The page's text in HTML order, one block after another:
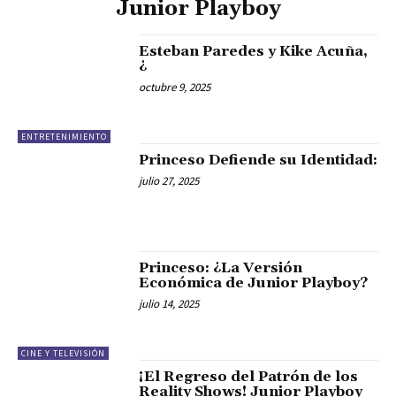
Junior Playboy
ENTRETENIMIENTO
Esteban Paredes y Kike Acuña,
¿
octubre 9, 2025
Princeso Defiende su Identidad:
julio 27, 2025
CINE Y TELEVISIÓN
Princeso: ¿La Versión
Económica de Junior Playboy?
julio 14, 2025
¡El Regreso del Patrón de los
Reality Shows! Junior Playboy